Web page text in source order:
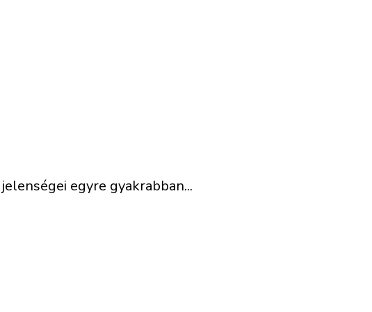
egyre gyakrabban...